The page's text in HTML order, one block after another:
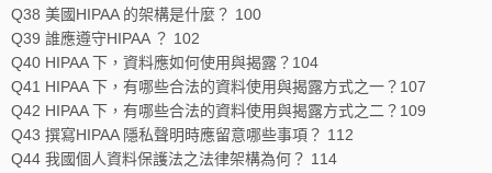
Q38 美國HIPAA 的架構是什麼？ 100
Q39 誰應遵守HIPAA ？ 102
Q40 HIPAA 下，資料應如何使用與揭露？104
Q41 HIPAA 下，有哪些合法的資料使用與揭露方式之一？107
Q42 HIPAA 下，有哪些合法的資料使用與揭露方式之二？109
Q43 撰寫HIPAA 隱私聲明時應留意哪些事項？ 112
Q44 我國個人資料保護法之法律架構為何？ 114